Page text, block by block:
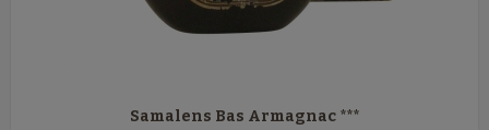
Samalens Bas Armagnac ***